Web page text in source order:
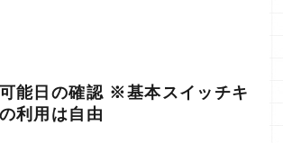
能日の確認 ※基本スイッチキ
利用は自由